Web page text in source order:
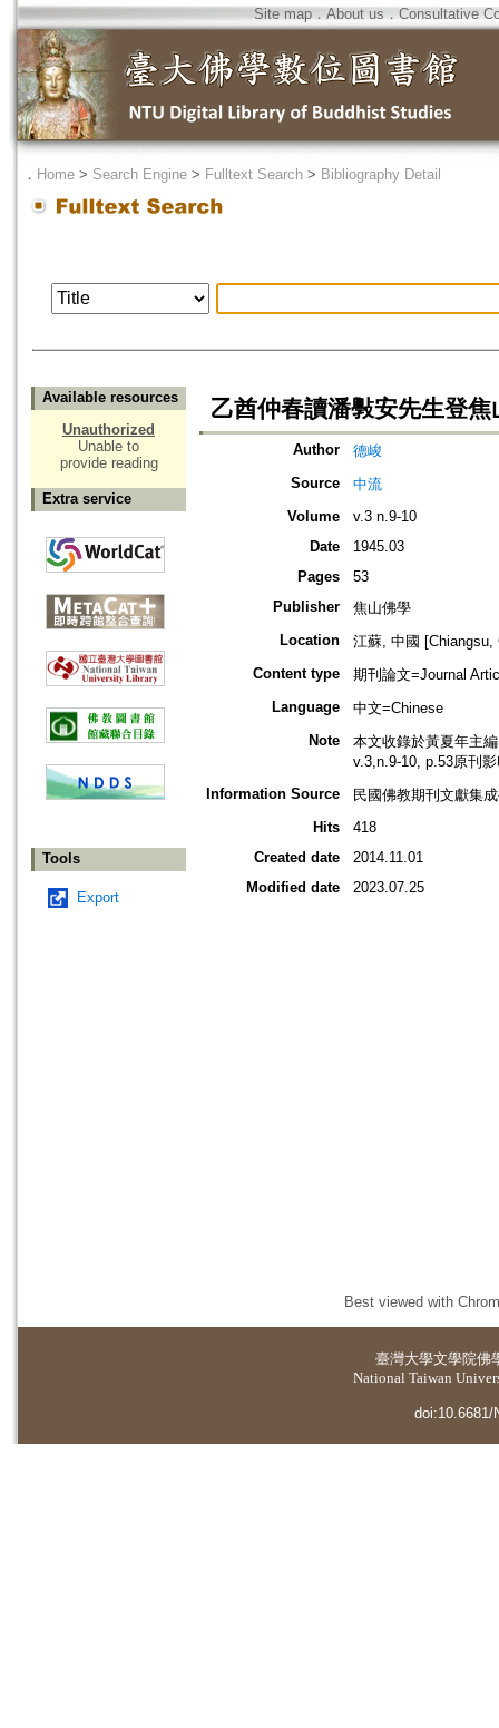
Site map．About us ． Consultative
． Home > Search Engine > Fulltext Search > Bibliography Detail
Available resources
Unauthorized
Unable to
provide reading
Extra service
Tools
Export
乙酋仲春讀潘斅安先生登焦
Author
德峻
Source
中流
Volume
v.3 n.9-10
Date
1945.03
Pages
53
Publisher
焦山佛學
Location
江蘇, 中國 [Chiangsu,
Content type
期刊論文=Journal
Language
中文=Chinese
Note
本文收錄於黃夏年主
v.3,n.9-10, p.53原刊
Information Source
民國佛教期刊文獻集
Hits
418
Created date
2014.11.01
Modified date
2023.07.25
Best viewed with
臺灣大學文學院佛
National Taiwan
doi:10.6681/